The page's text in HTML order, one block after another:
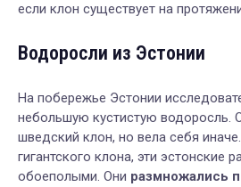
если клон существует на
Водоросли из Эстонии
На побережье Эстонии
небольшую кустистую водоросль.
шведский клон, но вела себя
гигантского клона, эти эстонские
обоеполыми. Они размножались